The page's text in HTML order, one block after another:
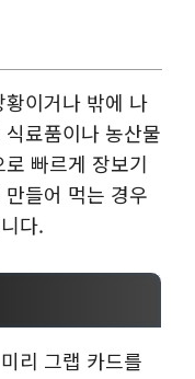
이거나 밖에 나
료품이나 농산물
빠르게 장보기
들어 먹는 경우
다.
리 그랩 카드를